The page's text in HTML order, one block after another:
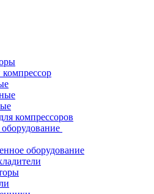
компрессоров
оборудование